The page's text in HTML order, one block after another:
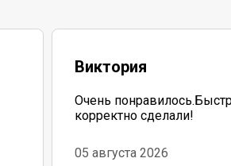
Виктория
Очень
корректно сделали!
05 августа 2026